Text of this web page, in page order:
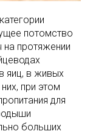
потомство
на протяжении
яиц, в живых
при этом
для
больших